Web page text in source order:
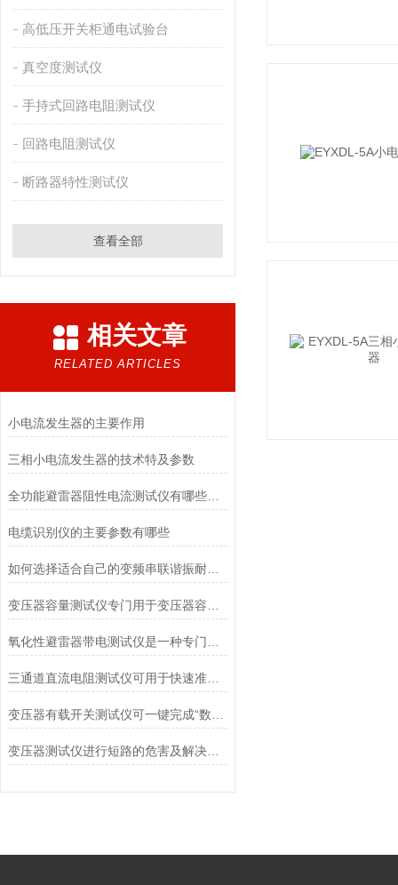
高低压开关柜通电试验台
真空度测试仪
手持式回路电阻测试仪
回路电阻测试仪
断路器特性测试仪
查看全部
相关文章
RELATED ARTICLES
小电流发生器的主要作用
三相小电流发生器的技术特及参数
全功能避雷器阻性电流测试仪有哪些特点
电缆识别仪的主要参数有哪些
如何选择适合自己的变频串联谐振耐压装置？
三通道直流电阻测试仪可用于快速准确地检测电阻元件的阻值
变压器测试仪进行短路的危害及解决这些措施